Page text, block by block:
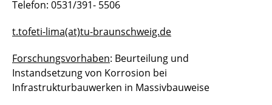
Telefon: 0531/391- 5506
t.tofeti-lima(at)tu-braunschweig.de
Forschungsvorhaben: Beurteilung und
Instandsetzung von Korrosion bei
Infrastrukturbauwerken in Massivbauweise